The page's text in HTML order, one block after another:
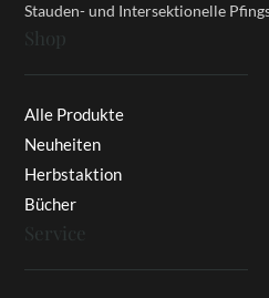
Stauden- und Intersektionelle
Shop
Alle Produkte
Neuheiten
Herbstaktion
Bücher
Service